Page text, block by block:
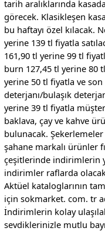
tarih aralıklarında
görecek. Klasikleşen
bu haftayı özel kılacak.
yerine 139 tl fiyatla
161,90 tl yerine 99 tl
burn 127,45 tl yerine 80
yerine 50 tl fiyatla ve
deterjanı/bulaşık
yerine 39 tl fiyatla
baklava, çay ve kahve
bulunacak.
şahane markalı ürünler
çeşitlerinde indirimlerin
indirimler raflarda
Aktüel kataloglarının
için sokmarket. com. tr
İndirimlerin kolay
sevdiklerinizle mutlu